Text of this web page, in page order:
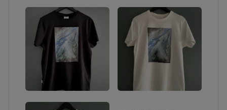
TILAUSTEOKSET
Sinun toiveidesi pohjalta toteutettu taideteos minun
tekniikoitteni puitteissa (ei potretteja tai
fotorealismia). Tekniikkana akvarelli, sekatekniikka
tai akryylimaalaus. Teos voidaan tehdä esim.
paperille tai kankaalle. Mielelläni kuulen kaikenlaisia
toiveita ja hullumpiakin ideoita, katsotaan yhdessä